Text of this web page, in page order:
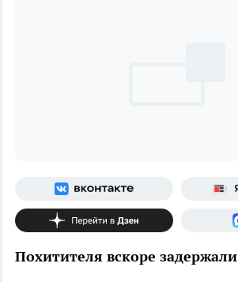
Похитителя вскоре задержали